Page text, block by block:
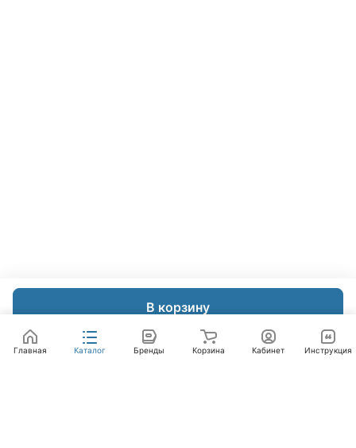
В корзину
Главная Каталог Бренды Корзина Кабинет Инструкция